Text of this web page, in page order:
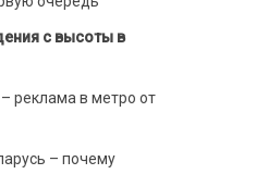
с высоты в
реклама в метро от
– почему